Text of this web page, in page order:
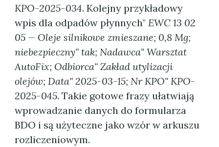
KPO-2025-034. Kolejny przykładowy
wpis dla odpadów płynnych" EWC 13 02
05 — Oleje silnikowe zmieszane; 0,8 Mg;
niebezpieczny" tak; Nadawca" Warsztat
AutoFix; Odbiorca" Zakład utylizacji
olejów; Data" 2025-03-15; Nr KPO" KPO-
2025-045. Takie gotowe frazy ułatwiają
wprowadzanie danych do formularza
BDO i są użyteczne jako wzór w arkuszu
rozliczeniowym.